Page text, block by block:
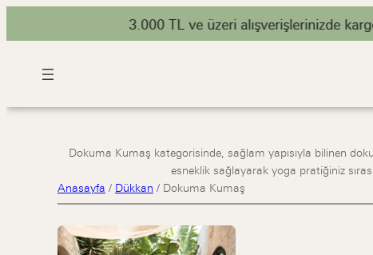
3.000 TL ve üzeri alışverişlerinizde kargo
Dokuma Kumaş kategorisinde, sağlam yapısıyla bilinen
esneklik sağlayarak yoga pratiğiniz
Anasayfa / Dükkan / Dokuma Kumaş